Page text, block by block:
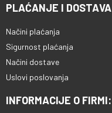
PLAĆANJE I DOSTAVA
Načini plaćanja
Sigurnost plaćanja
Načini dostave
Uslovi poslovanja
INFORMACIJE O FIRMI: